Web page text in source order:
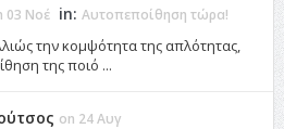
03 Νοέ in: Αυτοπεποίθηση τώρα!
την κομψότητα της απλότητας,
της ποιό ...
on 24 Αυγ